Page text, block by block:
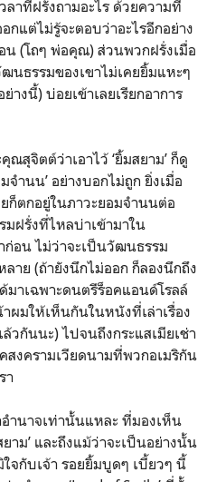
ลาที่ฝรั่งถามอะไร ด้วยความที่
กแต่ไม่รู้จะตอบว่าอะไรอีกอย่าง
น (โถๆ พ่อคุณ) ส่วนพวกฝรั่งเมื่อ
นธรรมของเขาไม่เคยยิ้มแหะๆ
างนี้) บ่อยเข้าเลยเรียกอาการ
สุจิตต์ว่าเอาไว้ ‘ยิ้มสยาม’ ก็ดู
ำนน’ อย่างบอกไม่ถูก ยิ่งเมื่อ
ก็ตกอยู่ในภาวะยอมจำนนต่อ
มฝรั่งที่ไหลบ่าเข้ามาใน
ก่อน ไม่ว่าจะเป็นวัฒนธรรม
าย (ถ้ายังนึกไม่ออก ก็ลองนึกถึง
มาเฉพาะดนตรีร็อคแอนด์โรลล์
ผมให้เห็นกันในหนังที่เล่าเรื่อง
วกันนะ) ไปจนถึงกระแสเมียเช่า
สงครามเวียดนามที่พวกอเมริกัน
า
ำนาจเท่านั้นแหละ ที่มองเห็น
าม’ และถึงแม้ว่าจะเป็นอย่างนั้น
จกับเจ้า รอยยิ้มบูดๆ เบี้ยวๆ นี้